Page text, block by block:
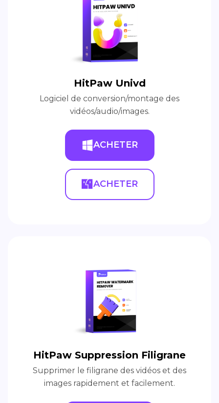
HitPaw Univd
Logiciel de conversion/montage des
vidéos/audio/images.
ACHETER
ACHETER
HitPaw Suppression Filigrane
Supprimer le filigrane des vidéos et des
images rapidement et facilement.